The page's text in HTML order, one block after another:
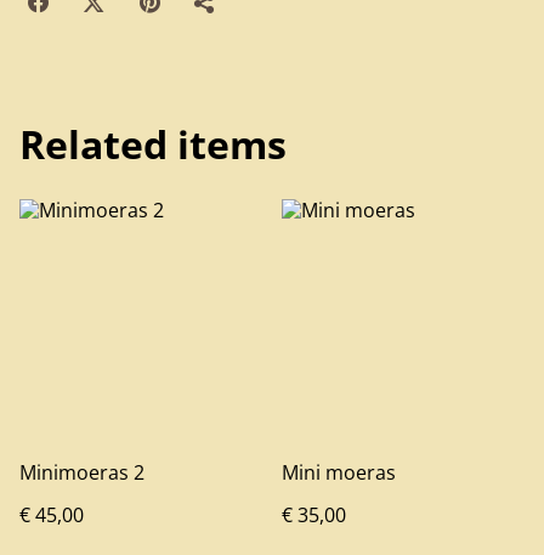
Related items
Minimoeras 2
€ 45,00
Mini moeras
€ 35,00